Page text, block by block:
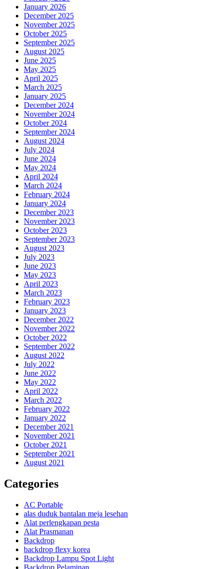
January 2026
December 2025
November 2025
October 2025
September 2025
August 2025
June 2025
May 2025
April 2025
March 2025
January 2025
December 2024
November 2024
October 2024
September 2024
August 2024
July 2024
June 2024
May 2024
April 2024
March 2024
February 2024
January 2024
December 2023
November 2023
October 2023
September 2023
August 2023
July 2023
June 2023
May 2023
April 2023
March 2023
February 2023
January 2023
December 2022
November 2022
October 2022
September 2022
August 2022
July 2022
June 2022
May 2022
April 2022
March 2022
February 2022
January 2022
December 2021
November 2021
October 2021
September 2021
August 2021
Categories
AC Portable
alas duduk bantalan meja lesehan
Alat perlengkapan pesta
Alat Prasmanan
Backdrop
backdrop flexy korea
Backdrop Lampu Spot Light